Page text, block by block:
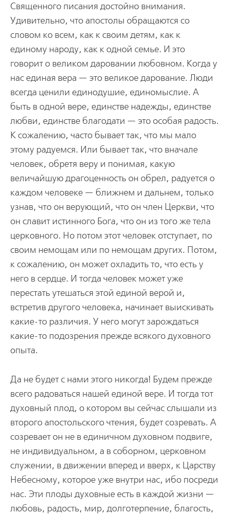
Священного писания достойно внимания.
Удивительно, что апостолы обращаются со
словом ко всем, как к своим детям, как к
единому народу, как к одной семье. И это
говорит о великом даровании любовном. Когда у
нас единая вера — это великое дарование. Люди
всегда ценили единодушие, единомыслие. А
быть в одной вере, единстве надежды, единстве
любви, единстве благодати — это особая радость.
К сожалению, часто бывает так, что мы мало
этому радуемся. Или бывает так, что вначале
человек, обретя веру и понимая, какую
величайшую драгоценность он обрел, радуется о
каждом человеке — ближнем и дальнем, только
узнав, что он верующий, что он член Церкви, что
он славит истинного Бога, что он из того же тела
церковного. Но потом этот человек отступает, по
своим немощам или по немощам других. Потом,
к сожалению, он может охладить то, что есть у
него в сердце. И тогда человек может уже
перестать утешаться этой единой верой и,
встретив другого человека, начинает выискивать
какие-то различия. У него могут зарождаться
какие-то подозрения прежде всякого духовного
опыта.
Да не будет с нами этого никогда! Будем прежде
всего радоваться нашей единой вере. И тогда тот
духовный плод, о котором вы сейчас слышали из
второго апостольского чтения, будет созревать. А
созревает он не в единичном духовном подвиге,
не индивидуальном, а в соборном, церковном
служении, в движении вперед и вверх, к Царству
Небесному, которое уже внутри нас, ибо посреди
нас. Эти плоды духовные есть в каждой жизни —
любовь, радость, мир, долготерпение, благость,